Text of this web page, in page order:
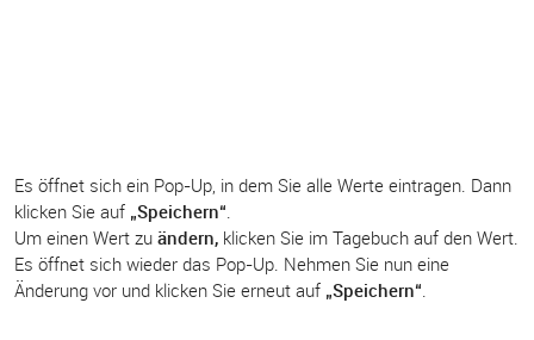
Es öffnet sich ein Pop-Up, in dem Sie alle Werte eintragen. Dann
klicken Sie auf „Speichern“.
Um einen Wert zu ändern, klicken Sie im Tagebuch auf den Wert.
Es öffnet sich wieder das Pop-Up. Nehmen Sie nun eine
Änderung vor und klicken Sie erneut auf „Speichern“.